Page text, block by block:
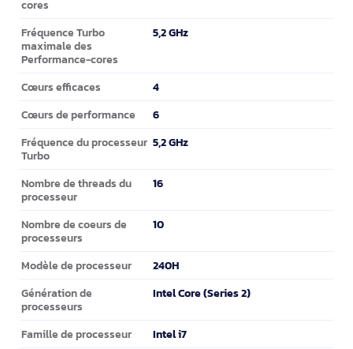
cores
Fréquence Turbo
maximale des
Performance-cores
5,2 GHz
Cœurs efficaces 4
Cœurs de performance 6
Fréquence du processeur
Turbo
5,2 GHz
Nombre de threads du
processeur
16
Nombre de coeurs de
processeurs
10
Modèle de processeur 240H
Génération de
processeurs
Intel Core (Series 2)
Famille de processeur Intel i7